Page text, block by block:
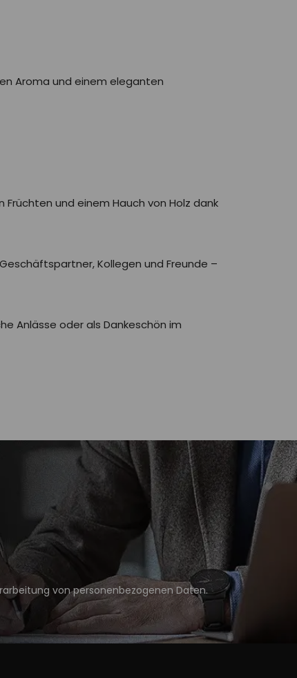
Aroma und einem eleganten
und einem Hauch von Holz dank
Kollegen und Freunde –
Anlässe oder als Dankeschön im
von personenbezogenen Daten.